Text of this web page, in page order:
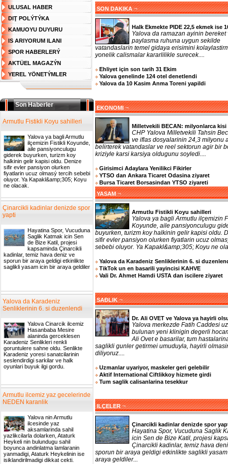
ULUSAL HABER
DIŢ POLÝTÝKA
KAMUOYU DUYURU
IS ARIYORUM ILANI
SPOR HABERLERÝ
AKTÜEL MAGAZÝN
YEREL YÖNETÝMLER
Son Haberler
Armutlu Fistikli Koyu sahilleri
Yalova ya bagli Armutlu
ilçemizin Fistikli Koyunde,
aile pansiyonculugu
giderek buyurken, turizm koy
halkinin gelir kapisi oldu. Denize
sifir evler pansiyon olurken
fiyatlarin ucuz olmasý tercih sebebi
oluyor. Ya Kapakl&amp;305; Koyu
ne olacak.
Çinarcikli kadinlar denizde spor
yapti
Hayatina Spor, Vucuduna
Saglik Katmak icin Sen
de Bize Katil, projesi
kapsaminda Çinarcikli
kadinlar, temiz hava deniz ve
sporun bir araya geldigi etkinlikte
saglikli yasam icin bir araya geldiler
Yalova da Karadeniz
Senliklerinin 6. si duzenlendi
Yalova Cinarcik ilcemiz
Hasanbaba Mesire
alaninda gerceklesen
Karadeniz Senlikleri renkli
goruntulere sahne oldu. Senlikte
Karadeniz yoresi sanatcilarinin
seslendirdigi sarkilar ve halk
oyunlari buyuk ilgi gordu.
Armutlu ilcemiz yaz gecelerinde
NEDEN karanlik
Yalova nin Armutlu
ilcesinde yaz
aksamlarinda sahil
yazlikcilarla dolarken, Ataturk
Heykeli nin bulundugu sahil
boyunca andinlatma lamlaranin
yanmadigi, Ataturk Heykelinin ise
isiklandirilmadigi dikkat cekti.
SON DAKIKA ¬
Halk Ekmekte PIDE 22,5 ekmek ise
Yalova da ramazan ayinin bereket
paylasma ruhuna uygun sekilde
vatandaslarin temel gidaya erisimini
yonelik calismalar kararlilikle surecek....
Ehliyet için son tarih 31 Ekim
Yalova genelinde 124 otel denetlendi
Yalova da 10 Kasim Anma Toreni yapildi
EKONOMI ¬
Milletvekili BECAN: milyonlarca kisi
CHP Yalova Milletvekili Tahsin
ve iflas dosyalarinin 24,3 milyonu
belirterek vatandaslar ve reel sektorun agir bir
kriziyle karsi karsiya oldugunu soyledi....
Girisimci Adaylara Yenilikci Fikirler
YTSO dan Ankara Ticaret Odasina ziyaret
Bursa Ticaret Borsasindan YTSO ziyareti
YASAM ¬
Armutlu Fistikli Koyu sahilleri
Yalova ya bagli Armutlu ilçemizin
Koyunde, aile pansiyonculugu
buyurken, turizm koy halkinin gelir kapisi oldu.
sifir evler pansiyon olurken fiyatlarin ucuz
sebebi oluyor. Ya Kapakl&amp;305; Koyu ne
Yalova da Karadeniz Senliklerinin 6. si
TikTok un en basarili yayincisi KAHVE
Vali Dr. Ahmet Hamdi USTA dan iscilere ziyaret
SAĐLIK ¬
Dr. Ali OVET ve Yalova ya hayirli
Yalova merkezde Fatih Caddesi
bulunan yeni klinigin degerli
Ali Ovet e basarilar, tum
saglikli gunler getirmei umuduyla, hayirli
diliyoruz....
Uzmanlar uyariyor, maskeler geri gelebilir
Aktif International Ciftlikkoy hizmete girdi
Tum saglik calisanlarina tesekkur
ILÇELER ¬
Çinarcikli kadinlar denizde spor
Hayatina Spor, Vucuduna Saglik
icin Sen de Bize Katil, projesi
Çinarcikli kadinlar, temiz hava
sporun bir araya geldigi etkinlikte saglikli
araya geldiler...